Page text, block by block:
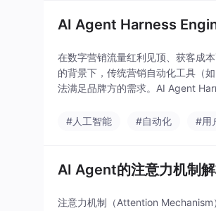
AI Agent Harness
在数字营销流量红利见顶、获客成
的背景下，传统营销自动化工具（
法满足品牌方的需求。AI Agent
#人工智能 #自动化 #用
AI Agent的注意力机制
注意力机制（Attention Mechanism